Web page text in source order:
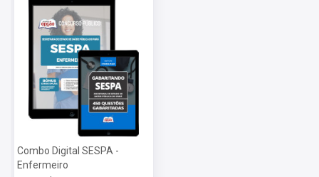
Combo Digital SESPA -
Enfermeiro